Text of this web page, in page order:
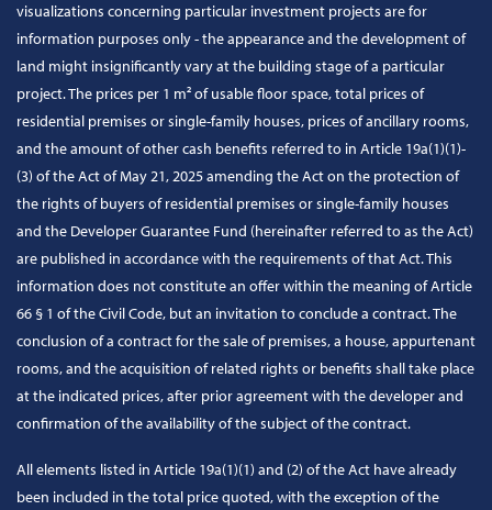
visualizations concerning particular investment projects are for
information purposes only - the appearance and the development of
land might insignificantly vary at the building stage of a particular
project. The prices per 1 m² of usable floor space, total prices of
residential premises or single-family houses, prices of ancillary rooms,
and the amount of other cash benefits referred to in Article 19a(1)(1)-
(3) of the Act of May 21, 2025 amending the Act on the protection of
the rights of buyers of residential premises or single-family houses
and the Developer Guarantee Fund (hereinafter referred to as the Act)
are published in accordance with the requirements of that Act. This
information does not constitute an offer within the meaning of Article
66 § 1 of the Civil Code, but an invitation to conclude a contract. The
conclusion of a contract for the sale of premises, a house, appurtenant
rooms, and the acquisition of related rights or benefits shall take place
at the indicated prices, after prior agreement with the developer and
confirmation of the availability of the subject of the contract.
All elements listed in Article 19a(1)(1) and (2) of the Act have already
been included in the total price quoted, with the exception of the